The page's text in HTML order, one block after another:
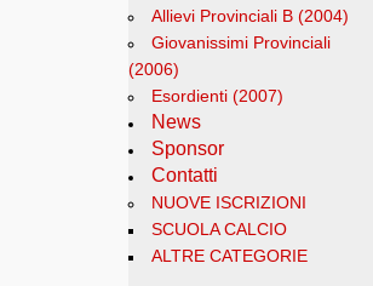
Allievi Provinciali B (2004)
Giovanissimi Provinciali
(2006)
Esordienti (2007)
News
Sponsor
Contatti
NUOVE ISCRIZIONI
SCUOLA CALCIO
ALTRE CATEGORIE